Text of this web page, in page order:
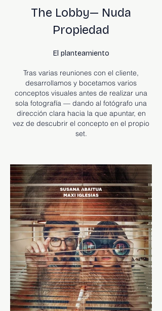
The Lobby— Nuda
Propiedad
El planteamiento
Tras varias reuniones con el cliente,
desarrollamos y bocetamos varios
conceptos visuales antes de realizar una
sola fotografía — dando al fotógrafo una
dirección clara hacia la que apuntar, en
vez de descubrir el concepto en el propio
set.